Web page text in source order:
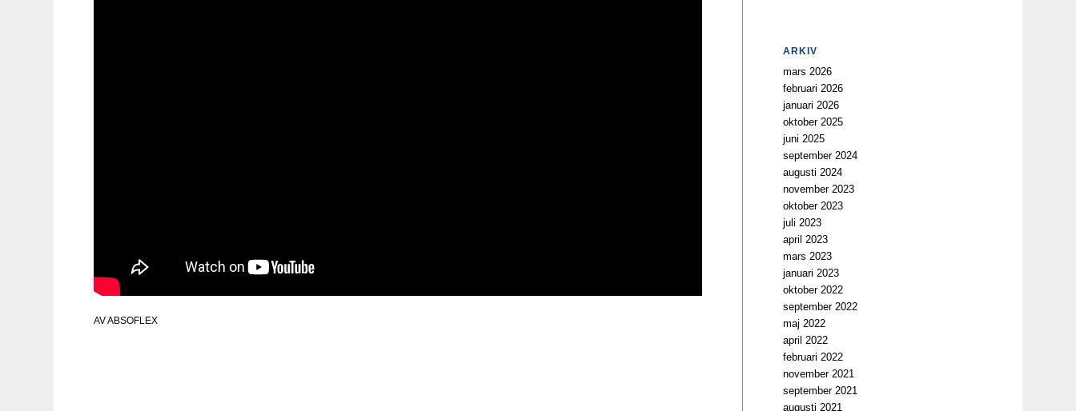
AVABSOFLEX
ARKIV
mars 2026
februari 2026
januari 2026
oktober 2025
juni 2025
september 2024
augusti 2024
november 2023
oktober 2023
juli 2023
april 2023
mars 2023
januari 2023
oktober 2022
september 2022
maj 2022
april 2022
februari 2022
november 2021
september 2021
augusti 2021